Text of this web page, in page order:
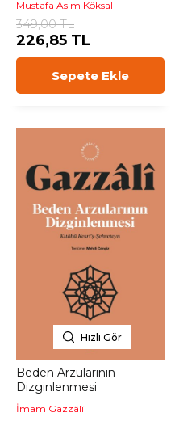
Mustafa Asım Köksal
349,00 TL
226,85 TL
Sepete Ekle
Hızlı Gör
Beden Arzularının
Dizginlenmesi
İmam Gazzâlî